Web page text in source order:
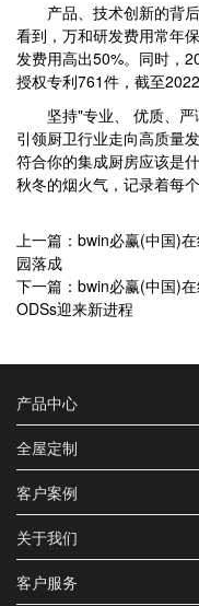
产品、技术创新的背后
看到，万和研发费用常年
发费用高出50%。同时，
授权专利761件，截至
坚持"专业、 优质、严
引领厨卫行业走向高质量
符合你的集成厨房应该是
秋冬的烟火气，记录着每
上一篇：bwin必赢(中国)
园落成
下一篇：bwin必赢(中国)
ODSs迎来新进程
产品中心
全屋定制
客户案例
关于我们
客户服务